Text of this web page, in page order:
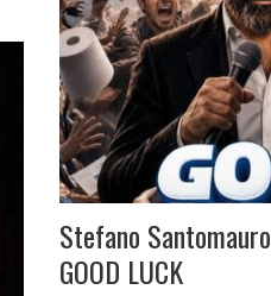
Stefano Santomauro
GOOD LUCK